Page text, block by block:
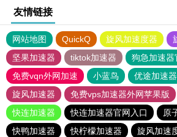
友情链接
网站地图 QuickQ 旋风加速度器
坚果加速器
tiktok加速器
狗急加速器
免费vqn外网加速
小蓝鸟 优途加速
旋风加速器
免费vps加速器外网苹果版
快连加速器
快连加速器官网入口
原
快鸭加速器
快柠檬加速器 旋风加速